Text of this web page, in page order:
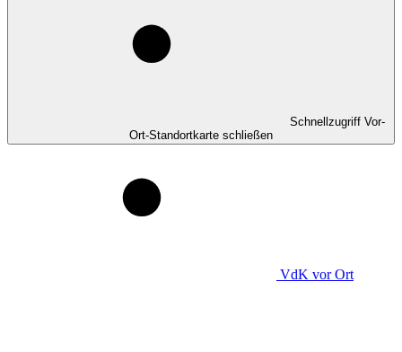
Schnellzugriff Vor-
Ort-Standortkarte schließen
VdK vor Ort